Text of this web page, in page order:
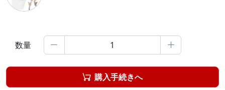
数量  
 購入手続きへ